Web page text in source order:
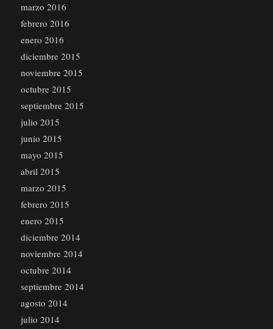
marzo 2016
febrero 2016
enero 2016
diciembre 2015
noviembre 2015
octubre 2015
septiembre 2015
julio 2015
junio 2015
mayo 2015
abril 2015
marzo 2015
febrero 2015
enero 2015
diciembre 2014
noviembre 2014
octubre 2014
septiembre 2014
agosto 2014
julio 2014